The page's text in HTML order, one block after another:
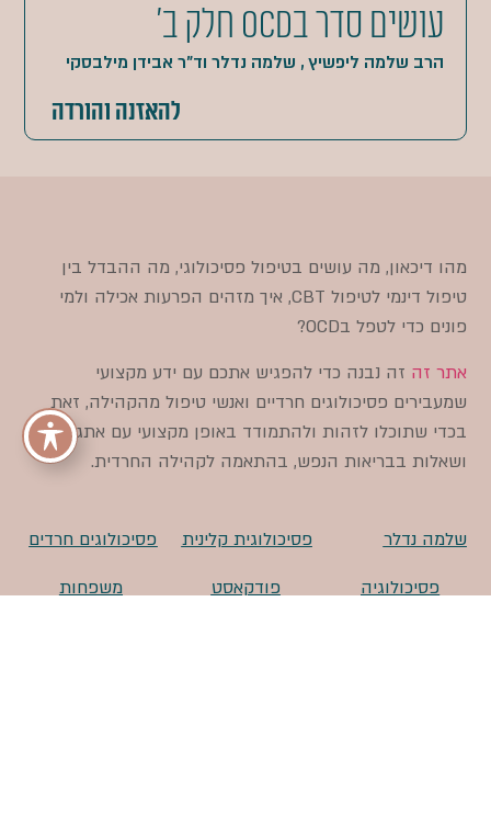
עושים סדר בOCD חלק ב'
הרב שלמה ליפשיץ , שלמה נדלר וד"ר אבידן מילבסקי
להאזנה והורדה
מהו דיכאון, מה עושים בטיפול פסיכולוגי, מה ההבדל בין
טיפול דינמי לטיפול CBT, איך מזהים הפרעות אכילה ולמי
פונים כדי לטפל בOCD?
אתר זה זה נבנה כדי להפגיש אתכם עם ידע מקצועי
שמעבירים פסיכולוגים חרדיים ואנשי טיפול מהקהילה, זאת
בכדי שתוכלו לזהות ולהתמודד באופן מקצועי עם אתגרים
ושאלות בבריאות הנפש, בהתאמה לקהילה החרדית.
שלמה נדלר פסיכולוגית קלינית
פסיכולוגים חרדים
פסיכולוגיה
פודקאסט
משפחות